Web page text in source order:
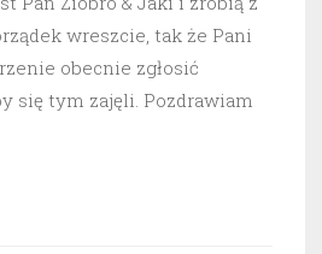
wreszcie, tak że Pani
obecnie zgłosić
się tym zajęli. Pozdrawiam